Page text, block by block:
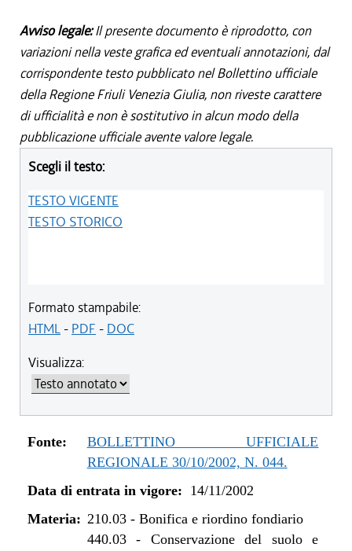
Avviso legale:Il presente documento è riprodotto, con
variazioni nella veste grafica ed eventuali annotazioni, dal
corrispondente testo pubblicato nel Bollettino ufficiale
della Regione Friuli Venezia Giulia, non riveste carattere
di ufficialità e non è sostitutivo in alcun modo della
pubblicazione ufficiale avente valore legale.
Scegli il testo:
TESTO VIGENTE
TESTO STORICO
Formato stampabile:
HTML- PDF - DOC
Visualizza:
Fonte:
BOLLETTINO UFFICIALE
REGIONALE 30/10/2002, N. 044.
Data di entrata in vigore: 14/11/2002
Materia: 210.03- Bonifica e riordino fondiario
440.03- Conservazione del suolo e